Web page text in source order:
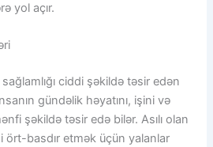
yol açır.
sağlamlığı ciddi şəkildə təsir edən
gündəlik həyatını, işini və
şəkildə təsir edə bilər. Asılı olan
ört-basdır etmək üçün yalanlar